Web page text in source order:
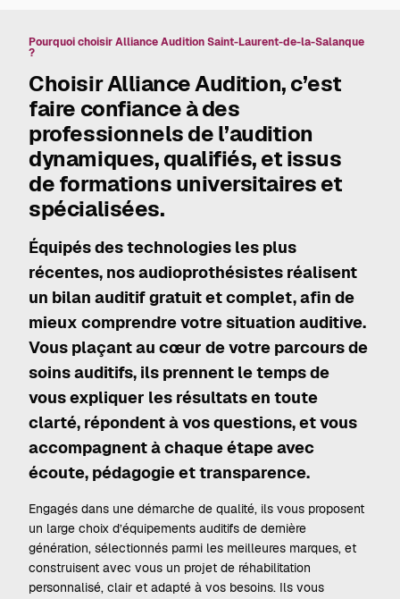
Pourquoi choisir Alliance Audition Saint-Laurent-de-la-Salanque
?
Choisir Alliance Audition, c’est
faire confiance à des
professionnels de l’audition
dynamiques, qualifiés, et issus
de formations universitaires et
spécialisées.
Équipés des technologies les plus
récentes, nos audioprothésistes réalisent
un bilan auditif gratuit et complet, afin de
mieux comprendre votre situation auditive.
Vous plaçant au cœur de votre parcours de
soins auditifs, ils prennent le temps de
vous expliquer les résultats en toute
clarté, répondent à vos questions, et vous
accompagnent à chaque étape avec
écoute, pédagogie et transparence.
Engagés dans une démarche de qualité, ils vous proposent
un large choix d’équipements auditifs de dernière
génération, sélectionnés parmi les meilleures marques, et
construisent avec vous un projet de réhabilitation
personnalisé, clair et adapté à vos besoins. Ils vous